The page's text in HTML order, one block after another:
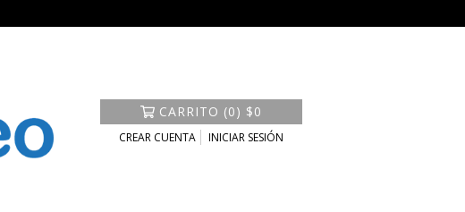
CARRITO (0) $0
CREAR CUENTA INICIAR SESIÓN